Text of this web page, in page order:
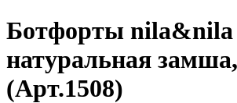
Ботфорты nila&nila
натуральная
(Арт.1508)